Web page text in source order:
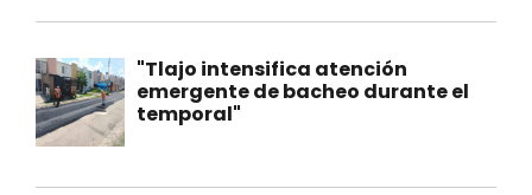
"Tlajo intensifica atención
emergente de bacheo durante el
temporal"